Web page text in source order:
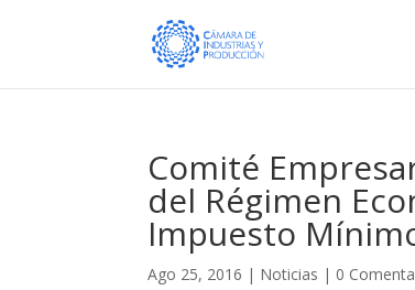
Comité
del Régimen
Impuesto
Ago 25, 2016 | Noticias | 0